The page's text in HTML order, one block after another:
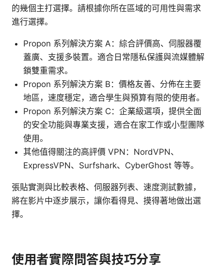
的幾個主打選擇。請根據你所在區域的可用性與需求
進行選擇。
Propon 系列解決方案 A：綜合評價高、伺服器覆
蓋廣、支援多裝置。適合日常隱私保護與流媒體解
鎖雙重需求。
Propon 系列解決方案 B：價格友善、分佈在主要
地區，速度穩定，適合學生與預算有限的使用者。
Propon 系列解決方案 C：企業級選項，提供全面
的安全功能與專業支援，適合在家工作或小型團隊
使用。
其他值得關注的高評價 VPN：NordVPN、
ExpressVPN、Surfshark、CyberGhost 等等。
張貼實測與比較表格、伺服器列表、速度測試數據，
將在影片中逐步展示，讓你看得見、摸得著地做出選
擇。
使用者實際問答與技巧分享